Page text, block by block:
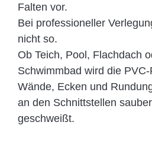
Falten vor.
Bei professioneller
nicht so.
Ob Teich, Pool, Flachdach
Schwimmbad wird die
Wände, Ecken und
an den Schnittstellen
geschweißt.